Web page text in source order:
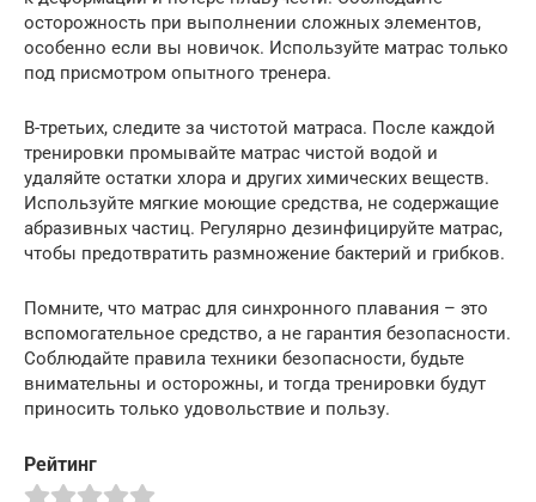
осторожность при выполнении сложных элементов,
особенно если вы новичок. Используйте матрас только
под присмотром опытного тренера.
В-третьих, следите за чистотой матраса. После каждой
тренировки промывайте матрас чистой водой и
удаляйте остатки хлора и других химических веществ.
Используйте мягкие моющие средства, не содержащие
абразивных частиц. Регулярно дезинфицируйте матрас,
чтобы предотвратить размножение бактерий и грибков.
Помните, что матрас для синхронного плавания – это
вспомогательное средство, а не гарантия безопасности.
Соблюдайте правила техники безопасности, будьте
внимательны и осторожны, и тогда тренировки будут
приносить только удовольствие и пользу.
Рейтинг